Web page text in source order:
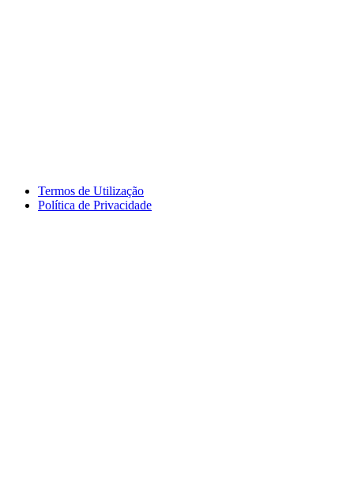
Termos de Utilização
Política de Privacidade